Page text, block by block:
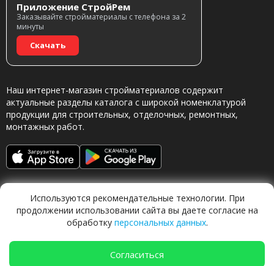
Приложение СтройРем
Заказывайте стройматериалы с телефона за 2
минуты
Скачать
Наш интернет-магазин стройматериалов содержит
актуальные разделы каталога с широкой номенклатурой
продукции для строительных, отделочных, ремонтных,
монтажных работ.
Обращаясь в наш магазин, вы даете согласие на
Используются рекомендательные технологии. При
продолжении использовании сайта вы даете согласие на
обработку персональных данных.
Согласиться